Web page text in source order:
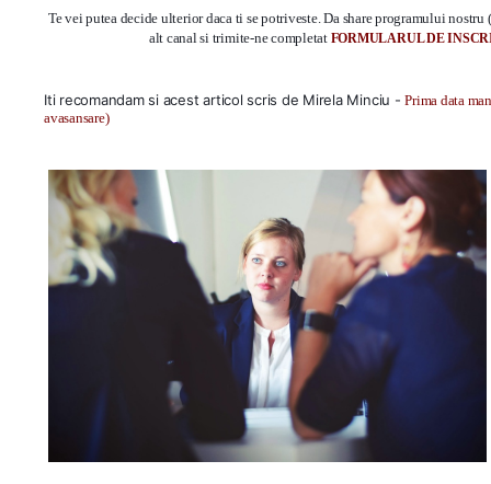
Te vei putea decide ulterior daca ti se potriveste. Da share programului
alt canal si trimite-ne completat FORMULARUL DE
Iti recomandam si acest articol scris de Mirela Minciu - Prima data
avasansare)